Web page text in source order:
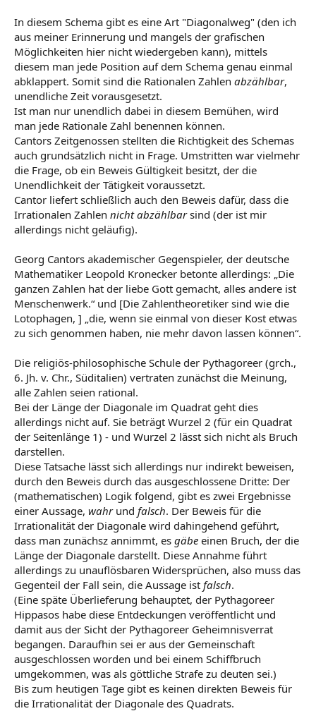
In diesem Schema gibt es eine Art "Diagonalweg" (den ich
aus meiner Erinnerung und mangels der grafischen
Möglichkeiten hier nicht wiedergeben kann), mittels
diesem man jede Position auf dem Schema genau einmal
abklappert. Somit sind die Rationalen Zahlen abzählbar,
unendliche Zeit vorausgesetzt.
Ist man nur unendlich dabei in diesem Bemühen, wird
man jede Rationale Zahl benennen können.
Cantors Zeitgenossen stellten die Richtigkeit des Schemas
auch grundsätzlich nicht in Frage. Umstritten war vielmehr
die Frage, ob ein Beweis Gültigkeit besitzt, der die
Unendlichkeit der Tätigkeit voraussetzt.
Cantor liefert schließlich auch den Beweis dafür, dass die
Irrationalen Zahlen nicht abzählbarsind (der ist mir
allerdings nicht geläufig).
Georg Cantors akademischer Gegenspieler, der deutsche
Mathematiker Leopold Kronecker betonte allerdings: „Die
ganzen Zahlen hat der liebe Gott gemacht, alles andere ist
Menschenwerk.“ und [Die Zahlentheoretiker sind wie die
Lotophagen, ] „die, wenn sie einmal von dieser Kost etwas
zu sich genommen haben, nie mehr davon lassen können“.
Die religiös-philosophische Schule der Pythagoreer (grch.,
6. Jh. v. Chr., Süditalien) vertraten zunächst die Meinung,
alle Zahlen seien rational.
Bei der Länge der Diagonale im Quadrat geht dies
allerdings nicht auf. Sie beträgt Wurzel 2 (für ein Quadrat
der Seitenlänge 1) - und Wurzel 2 lässt sich nicht als Bruch
darstellen.
Diese Tatsache lässt sich allerdings nur indirekt beweisen,
durch den Beweis durch das ausgeschlossene Dritte: Der
(mathematischen) Logik folgend, gibt es zwei Ergebnisse
einer Aussage, wahrund falsch. Der Beweis für die
Irrationalität der Diagonale wird dahingehend geführt,
dass man zunächsz annimmt, es gäbe einen Bruch, der die
Länge der Diagonale darstellt. Diese Annahme führt
allerdings zu unauflösbaren Widersprüchen, also muss das
Gegenteil der Fall sein, die Aussage ist falsch.
(Eine späte Überlieferung behauptet, der Pythagoreer
Hippasos habe diese Entdeckungen veröffentlicht und
damit aus der Sicht der Pythagoreer Geheimnisverrat
begangen. Daraufhin sei er aus der Gemeinschaft
ausgeschlossen worden und bei einem Schiffbruch
umgekommen, was als göttliche Strafe zu deuten sei.)
Bis zum heutigen Tage gibt es keinen direkten Beweis für
die Irrationalität der Diagonale des Quadrats.